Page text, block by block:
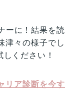
ーに！結果を読
津々の様子でし
ください！
リア診断を今す